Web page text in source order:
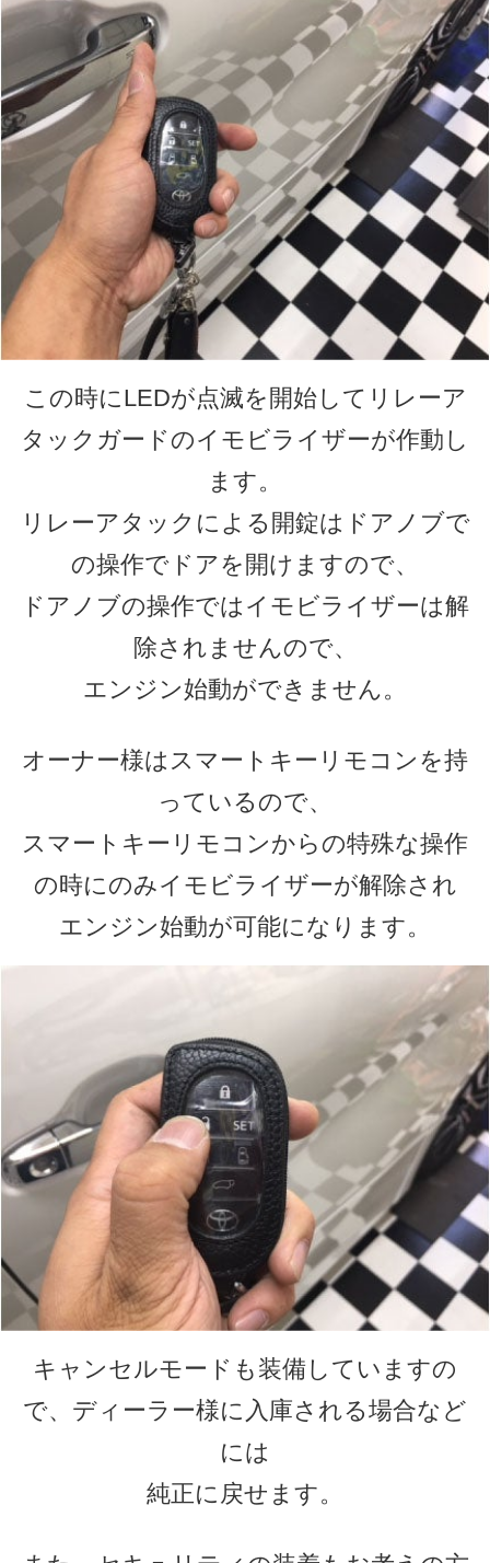
この時にLEDが点滅を開始してリレーア
タックガードのイモビライザーが作動し
ます。
リレーアタックによる開錠はドアノブで
の操作でドアを開けますので、
ドアノブの操作ではイモビライザーは解
除されませんので、
エンジン始動ができません。
オーナー様はスマートキーリモコンを持
っているので、
スマートキーリモコンからの特殊な操作
の時にのみイモビライザーが解除され
エンジン始動が可能になります。
キャンセルモードも装備していますの
で、ディーラー様に入庫される場合など
には
純正に戻せます。